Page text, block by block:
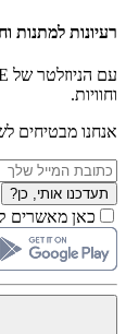
רעיונות למתנות
וחוויות.
אנחנו מבטיחים
תעדכנו אותי, כן?
כאן מאשרים